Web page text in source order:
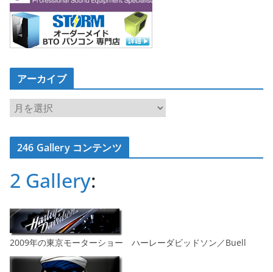
アーカイブ
ア
ー
カ
イ246 Gallery コンテンツ
2 Gallery:
2009年の東京モーターショー ハーレーダビッドソン／Buell